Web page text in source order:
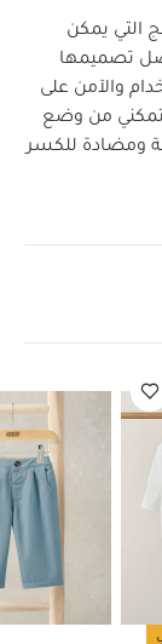
التي يمكن
تصميمها
والآمن على
من وضع
ومضادة للكسر
المنتج:
قطعة واحدة
بيجاما قطعة
الأزرق
قارورة ماء
دب